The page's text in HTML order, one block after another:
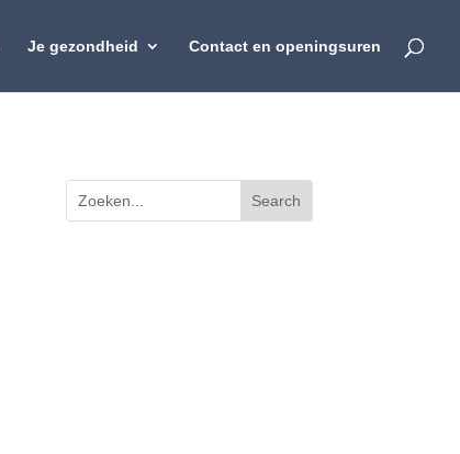
Je gezondheid Contact en openingsuren